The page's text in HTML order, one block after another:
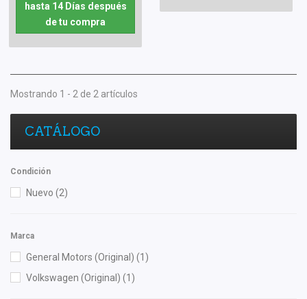
hasta 14 Días después
de tu compra
Mostrando 1 - 2 de 2 artículos
CATÁLOGO
Condición
Nuevo (2)
Marca
General Motors (Original) (1)
Volkswagen (Original) (1)